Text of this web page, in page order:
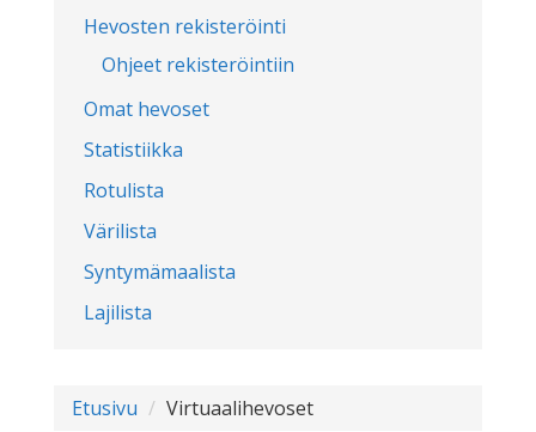
Hevosten rekisteröinti
Ohjeet rekisteröintiin
Omat hevoset
Statistiikka
Rotulista
Värilista
Syntymämaalista
Lajilista
Etusivu Virtuaalihevoset